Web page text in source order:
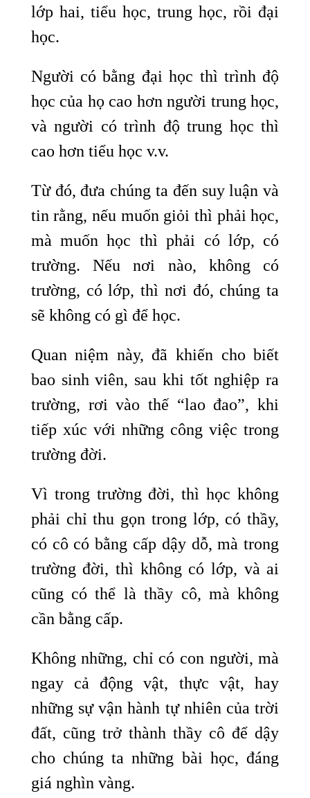
lớp hai, tiểu học, trung học, rồi đại
học.
Người có bằng đại học thì trình độ
học của họ cao hơn người trung học,
và người có trình độ trung học thì
cao hơn tiểu học v.v.
Từ đó, đưa chúng ta đến suy luận và
tin rằng, nếu muốn giỏi thì phải học,
mà muốn học thì phải có lớp, có
trường. Nếu nơi nào, không có
trường, có lớp, thì nơi đó, chúng ta
sẽ không có gì để học.
Quan niệm này, đã khiến cho biết
bao sinh viên, sau khi tốt nghiệp ra
trường, rơi vào thế “lao đao”, khi
tiếp xúc với những công việc trong
trường đời.
Vì trong trường đời, thì học không
phải chỉ thu gọn trong lớp, có thầy,
có cô có bằng cấp dậy dỗ, mà trong
trường đời, thì không có lớp, và ai
cũng có thể là thầy cô, mà không
cần bằng cấp.
Không những, chỉ có con người, mà
ngay cả động vật, thực vật, hay
những sự vận hành tự nhiên của trời
đất, cũng trở thành thầy cô để dậy
cho chúng ta những bài học, đáng
giá nghìn vàng.